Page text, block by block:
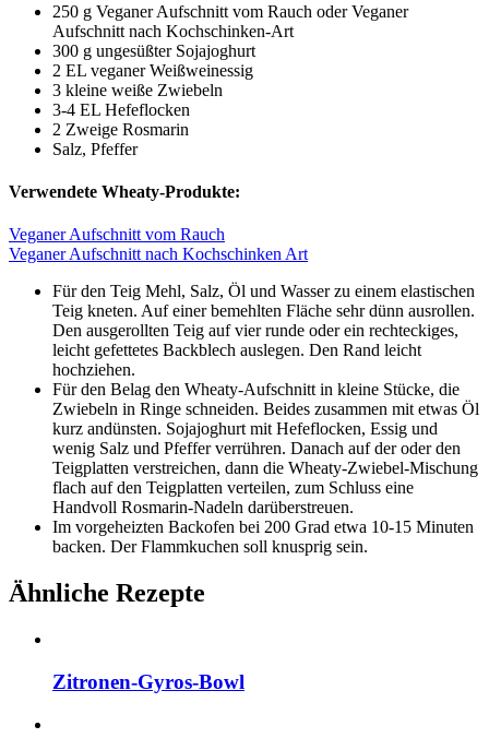
250 g Veganer Aufschnitt vom Rauch oder Veganer
Aufschnitt nach Kochschinken-Art
300 g ungesüßter Sojajoghurt
2 EL veganer Weißweinessig
3 kleine weiße Zwiebeln
3-4 EL Hefeflocken
2 Zweige Rosmarin
Salz, Pfeffer
Verwendete Wheaty-Produkte:
Veganer Aufschnitt vom Rauch
Veganer Aufschnitt nach Kochschinken Art
Für den Teig Mehl, Salz, Öl und Wasser zu einem elastischen
Teig kneten. Auf einer bemehlten Fläche sehr dünn ausrollen.
Den ausgerollten Teig auf vier runde oder ein rechteckiges,
leicht gefettetes Backblech auslegen. Den Rand leicht
hochziehen.
Für den Belag den Wheaty-Aufschnitt in kleine Stücke, die
Zwiebeln in Ringe schneiden. Beides zusammen mit etwas Öl
kurz andünsten. Sojajoghurt mit Hefeflocken, Essig und
wenig Salz und Pfeffer verrühren. Danach auf der oder den
Teigplatten verstreichen, dann die Wheaty-Zwiebel-Mischung
flach auf den Teigplatten verteilen, zum Schluss eine
Handvoll Rosmarin-Nadeln darüberstreuen.
Im vorgeheizten Backofen bei 200 Grad etwa 10-15 Minuten
backen. Der Flammkuchen soll knusprig sein.
Ähnliche Rezepte
Zitronen-Gyros-Bowl